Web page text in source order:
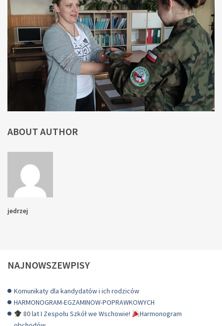
ABOUT AUTHOR
jedrzej
NAJNOWSZEWPISY
Komunikaty dla kandydatów i ich rodziców
HARMONOGRAM-EGZAMINOW-POPRAWKOWYCH
80 lat I Zespołu Szkół we Wschowie!
Harmonogram